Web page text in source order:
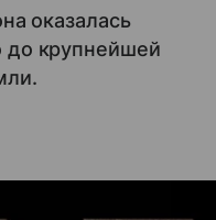
оказалась
до крупнейшей